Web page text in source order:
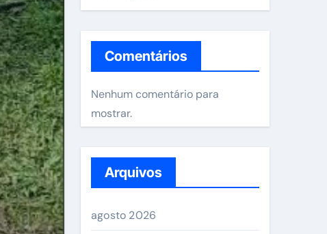
Comentários
Nenhum comentário para
mostrar.
Arquivos
agosto 2026